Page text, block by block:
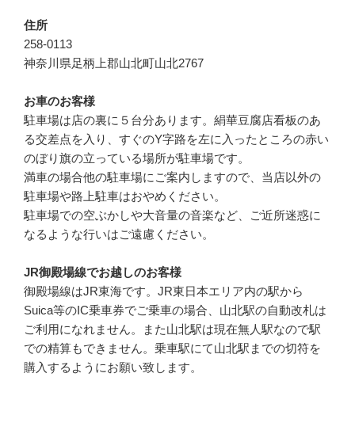
住所
258-0113
神奈川県足柄上郡山北町山北2767
お車のお客様
駐車場は店の裏に５台分あります。絹華豆腐店看板のあ
る交差点を入り、すぐのY字路を左に入ったところの赤い
のぼり旗の立っている場所が駐車場です。
満車の場合他の駐車場にご案内しますので、当店以外の
駐車場や路上駐車はおやめください。
駐車場での空ぶかしや大音量の音楽など、ご近所迷惑に
なるような行いはご遠慮ください。
JR御殿場線でお越しのお客様
御殿場線はJR東海です。JR東日本エリア内の駅から
Suica等のIC乗車券でご乗車の場合、山北駅の自動改札は
ご利用になれません。また山北駅は現在無人駅なので駅
での精算もできません。乗車駅にて山北駅までの切符を
購入するようにお願い致します。